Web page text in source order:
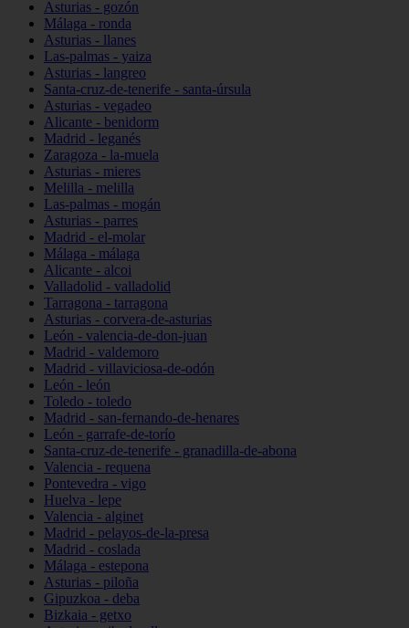
Asturias - gozón
Málaga - ronda
Asturias - llanes
Las-palmas - yaiza
Asturias - langreo
Santa-cruz-de-tenerife - santa-úrsula
Asturias - vegadeo
Alicante - benidorm
Madrid - leganés
Zaragoza - la-muela
Asturias - mieres
Melilla - melilla
Las-palmas - mogán
Asturias - parres
Madrid - el-molar
Málaga - málaga
Alicante - alcoi
Valladolid - valladolid
Tarragona - tarragona
Asturias - corvera-de-asturias
León - valencia-de-don-juan
Madrid - valdemoro
Madrid - villaviciosa-de-odón
León - león
Toledo - toledo
Madrid - san-fernando-de-henares
León - garrafe-de-torío
Santa-cruz-de-tenerife - granadilla-de-abona
Valencia - requena
Pontevedra - vigo
Huelva - lepe
Valencia - alginet
Madrid - pelayos-de-la-presa
Madrid - coslada
Málaga - estepona
Asturias - piloña
Gipuzkoa - deba
Bizkaia - getxo